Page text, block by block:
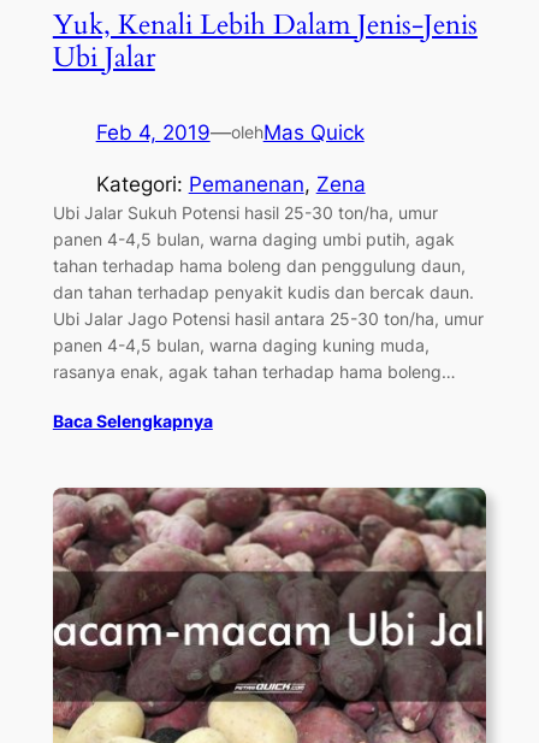
Yuk, Kenali Lebih Dalam Jenis-Jenis
Ubi Jalar
Feb 4, 2019—olehMas Quick
Kategori: Pemanenan, Zena
Ubi Jalar Sukuh Potensi hasil 25-30 ton/ha, umur
panen 4-4,5 bulan, warna daging umbi putih, agak
tahan terhadap hama boleng dan penggulung daun,
dan tahan terhadap penyakit kudis dan bercak daun.
Ubi Jalar Jago Potensi hasil antara 25-30 ton/ha, umur
panen 4-4,5 bulan, warna daging kuning muda,
rasanya enak, agak tahan terhadap hama boleng…
Baca Selengkapnya